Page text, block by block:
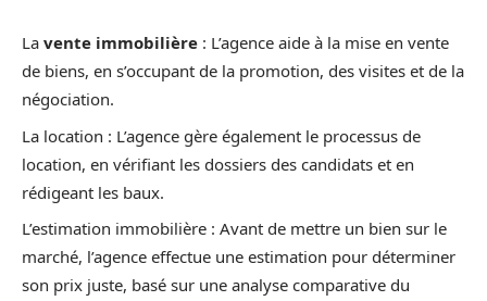
La vente immobilière : L’agence aide à la mise en vente
de biens, en s’occupant de la promotion, des visites et de la
négociation.
La location : L’agence gère également le processus de
location, en vérifiant les dossiers des candidats et en
rédigeant les baux.
L’estimation immobilière : Avant de mettre un bien sur le
marché, l’agence effectue une estimation pour déterminer
son prix juste, basé sur une analyse comparative du